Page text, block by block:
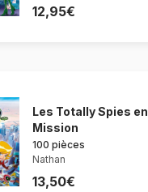
12,95€
Les Totally Spies en
Mission
100 pièces
Nathan
13,50€